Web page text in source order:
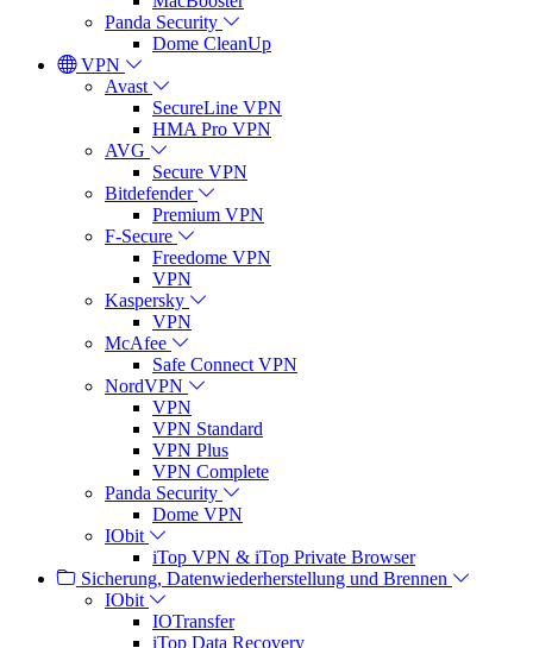
Panda Security
Dome CleanUp
VPN
Avast
SecureLine VPN
HMA Pro VPN
AVG
Secure VPN
Bitdefender
Premium VPN
F-Secure
Freedome VPN
VPN
Kaspersky
VPN
McAfee
Safe Connect VPN
NordVPN
VPN
VPN Standard
VPN Plus
VPN Complete
Panda Security
Dome VPN
IObit
iTop VPN & iTop Private Browser
Sicherung, Datenwiederherstellung und Brennen
IObit
IOTransfer
iTop Data Recovery